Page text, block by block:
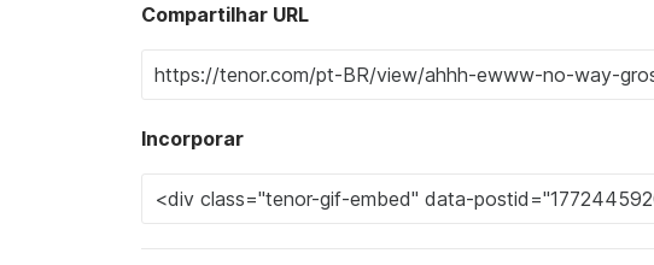
Compartilhar URL
Incorporar